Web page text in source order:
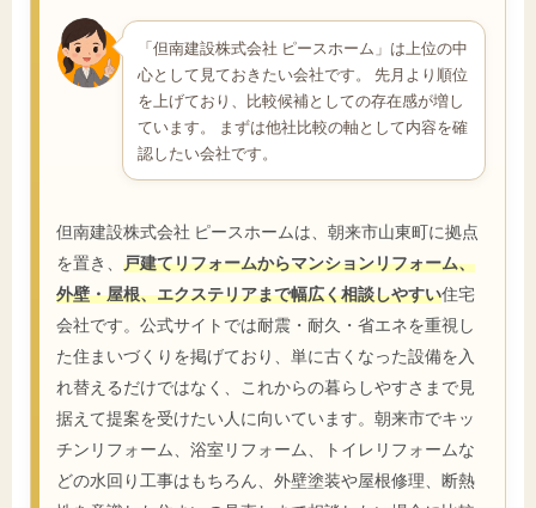
「但南建設株式会社 ピースホーム」は上位の中
心として見ておきたい会社です。 先月より順位
を上げており、比較候補としての存在感が増し
ています。 まずは他社比較の軸として内容を確
認したい会社です。
但南建設株式会社 ピースホームは、朝来市山東町に拠点
を置き、 戸建てリフォームからマンションリフォーム、
外壁・屋根、エクステリアまで幅広く相談しやすい住宅
会社です。公式サイトでは耐震・耐久・省エネを重視し
た住まいづくりを掲げており、単に古くなった設備を入
れ替えるだけではなく、これからの暮らしやすさまで見
据えて提案を受けたい人に向いています。朝来市でキッ
チンリフォーム、浴室リフォーム、トイレリフォームな
どの水回り工事はもちろん、外壁塗装や屋根修理、断熱